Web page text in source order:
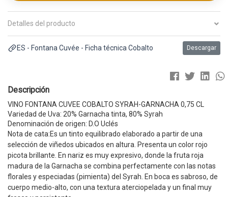
Detalles del producto
ES - Fontana Cuvée - Ficha técnica Cobalto Descargar
Descripción
VINO FONTANA CUVEE COBALTO SYRAH-GARNACHA 0,75 CL
Variedad de Uva: 20% Garnacha tinta, 80% Syrah
Denominación de origen: D.O Uclés
Nota de cata:Es un tinto equilibrado elaborado a partir de una
selección de viñedos ubicados en altura. Presenta un color rojo
picota brillante. En nariz es muy expresivo, donde la fruta roja
madura de la Garnacha se combina perfectamente con las notas
florales y especiadas (pimienta) del Syrah. En boca es sabroso, de
cuerpo medio-alto, con una textura aterciopelada y un final muy